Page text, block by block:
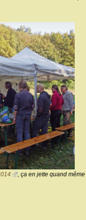
, ça en jette quand même